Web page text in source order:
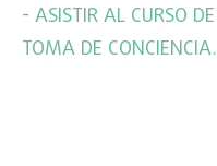
- ASISTIR AL CURSO DE
TOMA DE CONCIENCIA.